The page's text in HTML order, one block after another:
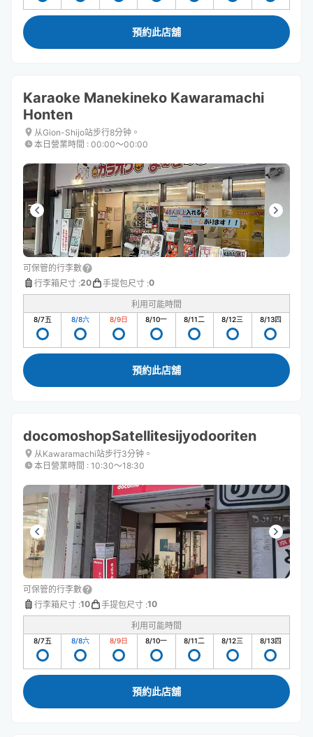
預約此店舖
Karaoke Manekineko Kawaramachi
Honten
从Gion-Shijo站步行8分钟。
本日營業時間 : 00:00〜00:00
可保管的行李數
行李箱尺寸 :20 手提包尺寸 :0
利用可能時間
8/7五 8/8六 8/9日 8/10一 8/11二 8/12三 8/13四
預約此店舖
docomoshopSatellitesijyodooriten
从Kawaramachi站步行3分钟。
本日營業時間 : 10:30〜18:30
可保管的行李數
行李箱尺寸 :10 手提包尺寸 :10
利用可能時間
8/7五 8/8六 8/9日 8/10一 8/11二 8/12三 8/13四
預約此店舖